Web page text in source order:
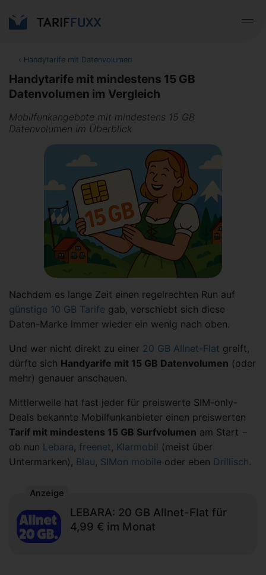
‹ Handytarife mit Datenvolumen
Handytarife mit mindestens 15 GB
Datenvolumen im Vergleich
Mobilfunkangebote mit mindestens 15 GB
Datenvolumen im Überblick
Nachdem es lange Zeit einen regelrechten Run auf
günstige 10 GB Tarife gab, verschiebt sich diese
Daten-Marke immer wieder ein wenig nach oben.
Und wer nicht direkt zu einer 20 GB Allnet-Flat greift,
dürfte sich Handyarife mit 15 GB Datenvolumen (oder
mehr) genauer anschauen.
Mittlerweile hat fast jeder für preiswerte SIM-only-
Deals bekannte Mobilfunkanbieter einen preiswerten
Tarif mit mindestens 15 GB Surfvolumen am Start −
ob nun Lebara, freenet, Klarmobil (meist über
Untermarken), Blau, SIMon mobile oder eben Drillisch.
Anzeige
LEBARA: 20 GB Allnet-Flat für
4,99 € im Monat